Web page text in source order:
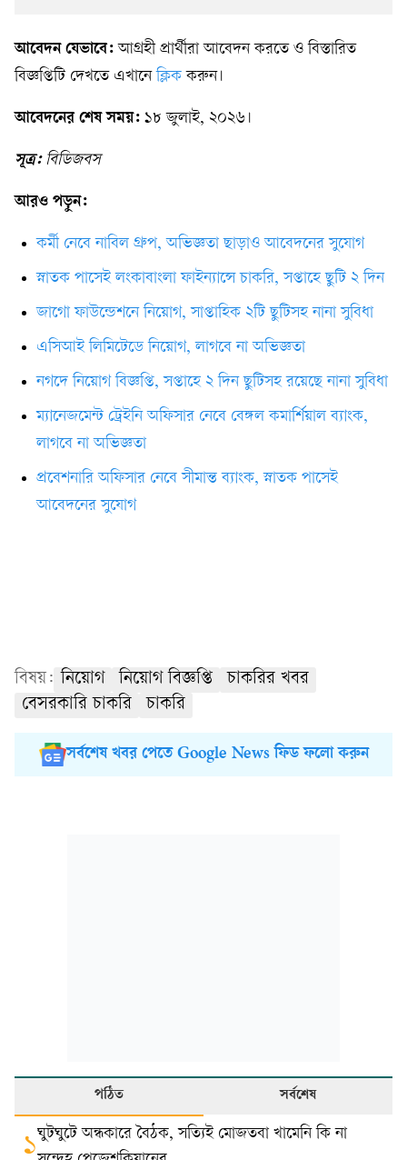
আবেদন যেভাবে: আগ্রহী প্রার্থীরা আবেদন করতে ও বিস্তারিত
বিজ্ঞপ্তিটি দেখতে এখানেক্লিক করুন।
আবেদনের শেষ সময়: ১৮ জুলাই, ২০২৬।
সূত্র:বিডিজবস
আরও পড়ুন:
কর্মী নেবে নাবিল গ্রুপ, অভিজ্ঞতা ছাড়াও আবেদনের সুযোগ
স্নাতক পাসেই লংকাবাংলা ফাইন্যান্সে চাকরি, সপ্তাহে ছুটি ২ দিন
জাগো ফাউন্ডেশনে নিয়োগ, সাপ্তাহিক ২টি ছুটিসহ নানা সুবিধা
এসিআই লিমিটেডে নিয়োগ, লাগবে না অভিজ্ঞতা
নগদে নিয়োগ বিজ্ঞপ্তি, সপ্তাহে ২ দিন ছুটিসহ রয়েছে নানা সুবিধা
ম্যানেজমেন্ট ট্রেইনি অফিসার নেবে বেঙ্গল কমার্শিয়াল ব্যাংক,
লাগবে না অভিজ্ঞতা
প্রবেশনারি অফিসার নেবে সীমান্ত ব্যাংক, স্নাতক পাসেই
আবেদনের সুযোগ
বিষয়: নিয়োগ নিয়োগ বিজ্ঞপ্তি
চাকরির খবর
বেসরকারি চাকরি
চাকরি
সর্বশেষ খবর পেতে Google News ফিড ফলো করুন
পঠিত সর্বশেষ
১ঘুটঘুটে অন্ধকারে বৈঠক, সত্যিই মোজতবা খামেনি কি না